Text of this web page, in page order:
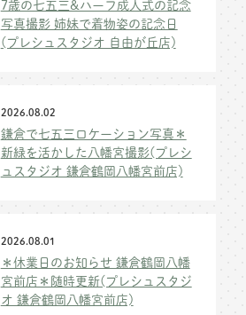
7歳の七五三&ハーフ成人式の記念
写真撮影 姉妹で着物姿の記念日
(プレシュスタジオ 自由が丘店)
2026.08.02
鎌倉で七五三ロケーション写真＊
新緑を活かした八幡宮撮影(プレシ
ュスタジオ 鎌倉鶴岡八幡宮前店)
2026.08.01
＊休業日のお知らせ 鎌倉鶴岡八幡
宮前店＊随時更新(プレシュスタジ
オ 鎌倉鶴岡八幡宮前店)